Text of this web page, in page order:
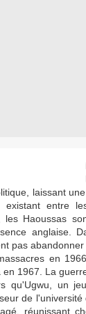
laissant
existant entre
les Haoussas
anglaise.
pas abandonner
en
1967. La
qu'Ugwu, un
de
réunissant